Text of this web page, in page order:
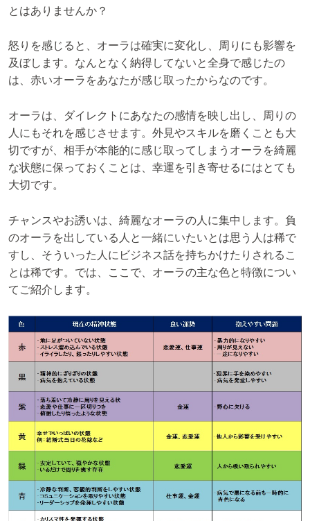
とはありませんか？
怒りを感じると、オーラは確実に変化し、周りにも影響を
及ぼします。なんとなく納得してないと全身で感じたの
は、赤いオーラをあなたが感じ取ったからなのです。
オーラは、ダイレクトにあなたの感情を映し出し、周りの
人にもそれを感じさせます。外見やスキルを磨くことも大
切ですが、相手が本能的に感じ取ってしまうオーラを綺麗
な状態に保っておくことは、幸運を引き寄せるにはとても
大切です。
チャンスやお誘いは、綺麗なオーラの人に集中します。負
のオーラを出している人と一緒にいたいとは思う人は稀で
すし、そういった人にビジネス話を持ちかけたりされるこ
とは稀です。では、ここで、オーラの主な色と特徴につい
てご紹介します。